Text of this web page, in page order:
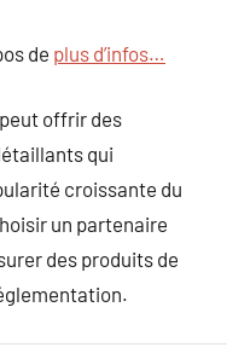
de plus d’infos…
offrir des
qui
croissante du
un partenaire
des produits de